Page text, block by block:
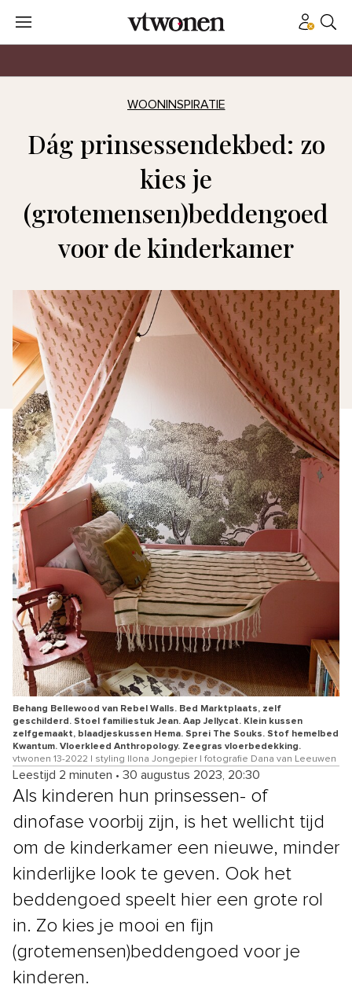
WOONINSPIRATIE
Dág prinsessendekbed: zo
kies je
(grotemensen)beddengoed
voor de kinderkamer
Behang Bellewood van Rebel Walls. Bed Marktplaats, zelf
geschilderd. Stoel familiestuk Jean. Aap Jellycat. Klein kussen
zelfgemaakt, blaadjeskussen Hema. Sprei The Souks. Stof hemelbed
Kwantum. Vloerkleed Anthropology. Zeegras vloerbedekking.
vtwonen 13-2022 | styling Ilona Jongepier | fotografie Dana van Leeuwen
Leestijd 2 minuten • 30 augustus 2023, 20:30
Als kinderen hun prinsessen- of
dinofase voorbij zijn, is het wellicht tijd
om de kinderkamer een nieuwe, minder
kinderlijke look te geven. Ook het
beddengoed speelt hier een grote rol
in. Zo kies je mooi en fijn
(grotemensen)beddengoed voor je
kinderen.